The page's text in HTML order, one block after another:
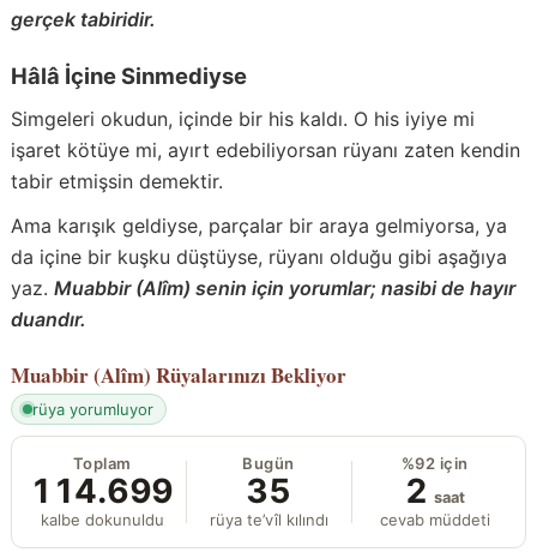
gerçek tabiridir.
Hâlâ İçine Sinmediyse
Simgeleri okudun, içinde bir his kaldı. O his iyiye mi
işaret kötüye mi, ayırt edebiliyorsan rüyanı zaten kendin
tabir etmişsin demektir.
Ama karışık geldiyse, parçalar bir araya gelmiyorsa, ya
da içine bir kuşku düştüyse, rüyanı olduğu gibi aşağıya
yaz. Muabbir (Alîm) senin için yorumlar; nasibi de hayır
duandır.
Muabbir (Alîm) Rüyalarınızı Bekliyor
rüya yorumluyor
Toplam
114.699
kalbe dokunuldu
Bugün
35
rüya te’vîl kılındı
%92 için
2 saat
cevab müddeti